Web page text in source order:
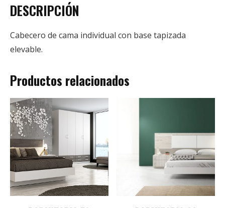
DESCRIPCIÓN
Cabecero de cama individual con base tapizada
elevable.
Productos relacionados